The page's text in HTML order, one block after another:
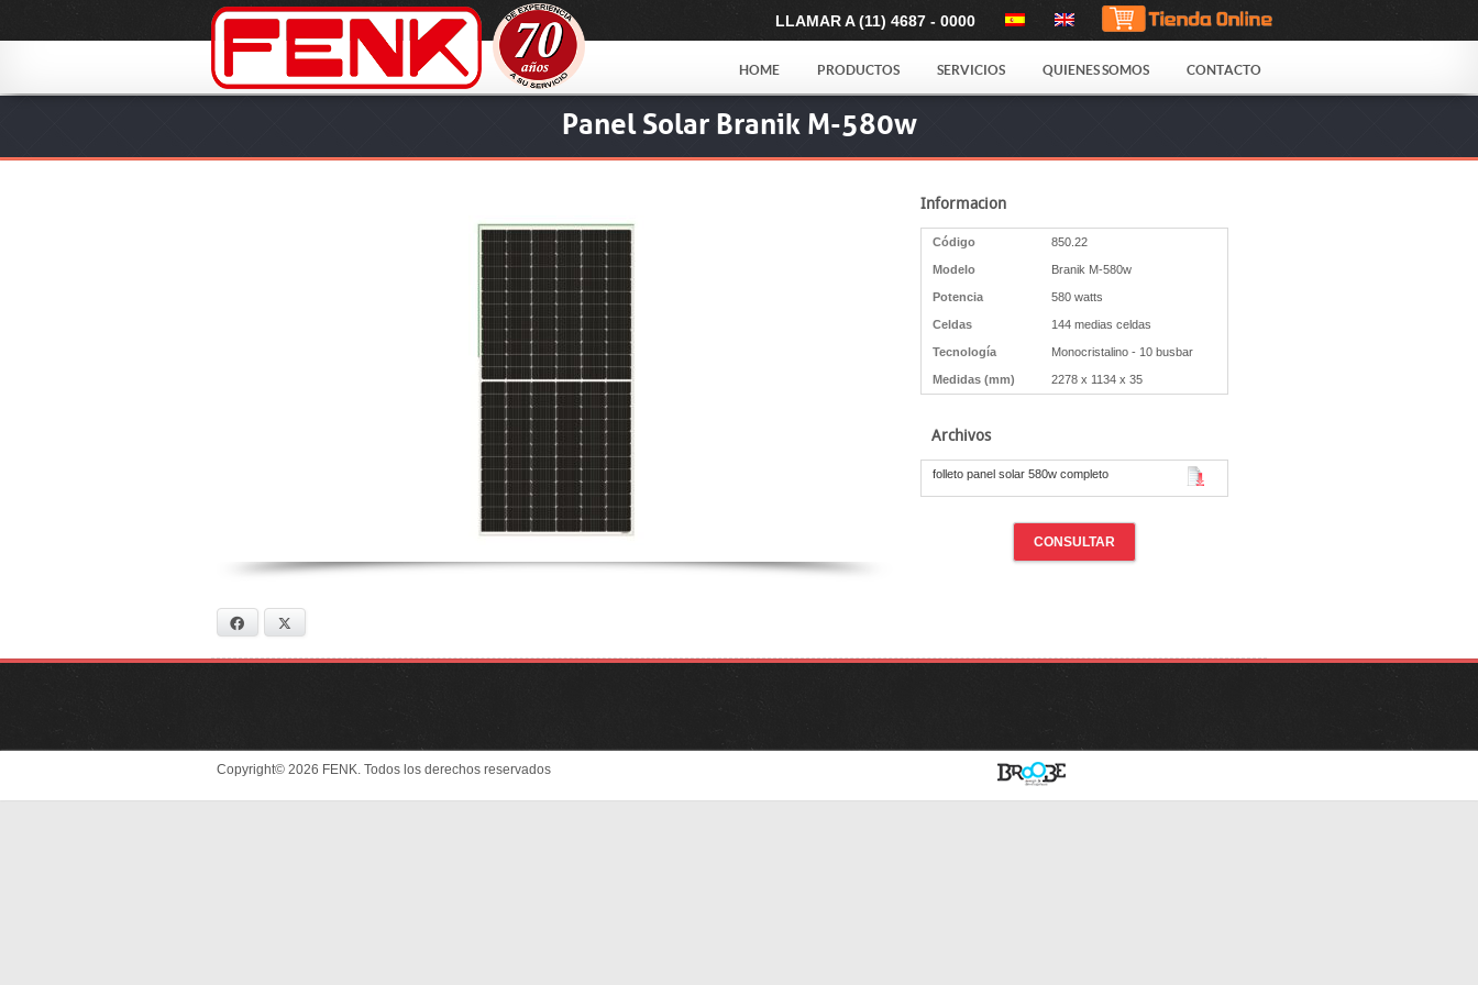
LLAMAR A (11) 4687 - 0000
HOME PRODUCTOS SERVICIOS QUIENES SOMOS CONTACTO
Panel Solar Branik M-580w
Facebook
Informacion
Código 850.22
Modelo Branik M-580w
Potencia 580 watts
Celdas 144 medias celdas
Tecnología Monocristalino - 10 busbar
Medidas (mm) 2278 x 1134 x 35
Archivos
folleto panel solar 580w completo
CONSULTAR
Copyright© 2026 FENK. Todos los derechos reservados